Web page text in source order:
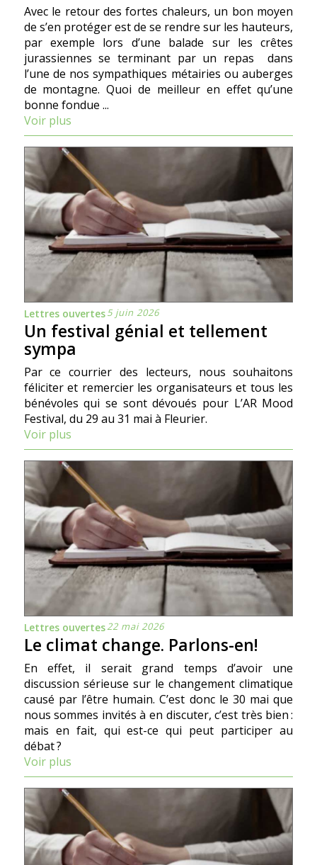
Avec le retour des fortes chaleurs, un bon moyen
de s’en protéger est de se rendre sur les hauteurs,
par exemple lors d’une balade sur les crêtes
jurassiennes se terminant par un repas dans
l’une de nos sympathiques métairies ou auberges
de montagne. Quoi de meilleur en effet qu’une
bonne fondue ...
Voir plus
Lettres ouvertes5 juin 2026
Un festival génial et tellement
sympa
Par ce courrier des lecteurs, nous souhaitons
féliciter et remercier les organisateurs et tous les
bénévoles qui se sont dévoués pour L’AR Mood
Festival, du 29 au 31 mai à Fleurier.
Voir plus
Lettres ouvertes22 mai 2026
Le climat change. Parlons-en!
En effet, il serait grand temps d’avoir une
discussion sérieuse sur le changement climatique
causé par l’être humain. C’est donc le 30 mai que
nous sommes invités à en discuter, c’est très bien :
mais en fait, qui est-ce qui peut participer au
débat ?
Voir plus